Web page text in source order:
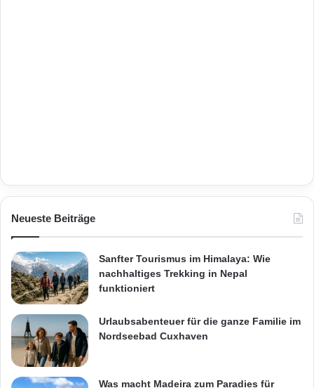
Neueste Beiträge
Sanfter Tourismus im Himalaya: Wie
nachhaltiges Trekking in Nepal
funktioniert
Urlaubsabenteuer für die ganze Familie im
Nordseebad Cuxhaven
Was macht Madeira zum Paradies für